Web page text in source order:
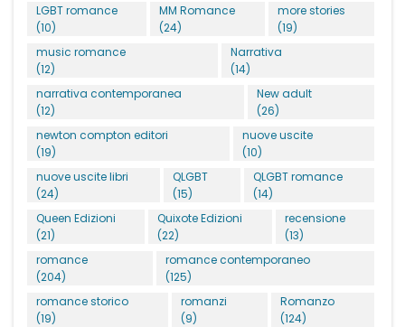
LGBT romance
(10)
MM Romance
(24)
more stories
(19)
music romance
(12)
Narrativa
(14)
narrativa contemporanea
(12)
New adult
(26)
newton compton editori
(19)
nuove uscite
(10)
nuove uscite libri
(24)
QLGBT
(15)
QLGBT romance
(14)
Queen Edizioni
(21)
Quixote Edizioni
(22)
recensione
(13)
romance
(204)
romance contemporaneo
(125)
romance storico
(19)
romanzi
(9)
Romanzo
(124)